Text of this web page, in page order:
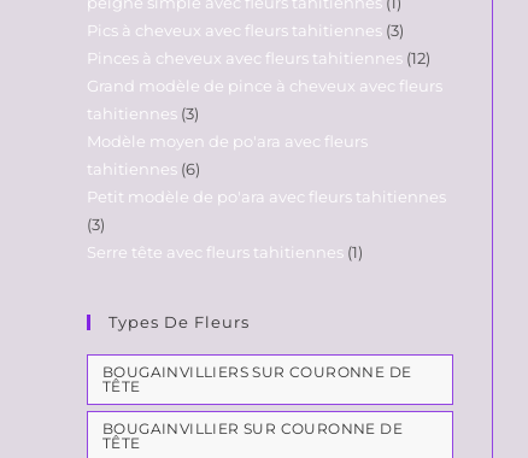
Pics à cheveux avec fleurs tahitiennes 3
Pinces à cheveux avec fleurs tahitiennes 12
Grand modèle de pince à cheveux avec fleurs
tahitiennes 3
Modèle moyen de po'ara avec fleurs
tahitiennes 6
Petit modèle de po'ara avec fleurs tahitiennes
3
Serre tête avec fleurs tahitiennes 1
Types De Fleurs
BOUGAINVILLIERS SUR COURONNE DE
TÊTE
BOUGAINVILLIER SUR COURONNE DE
TÊTE